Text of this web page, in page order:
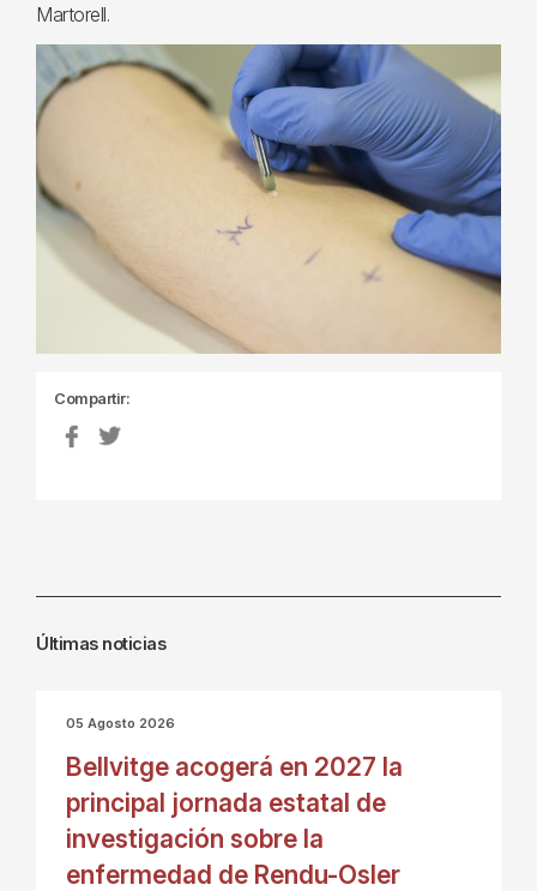
Martorell.
Compartir:
Últimas noticias
05 Agosto 2026
Bellvitge acogerá en 2027 la
principal jornada estatal de
investigación sobre la
enfermedad de Rendu-Osler